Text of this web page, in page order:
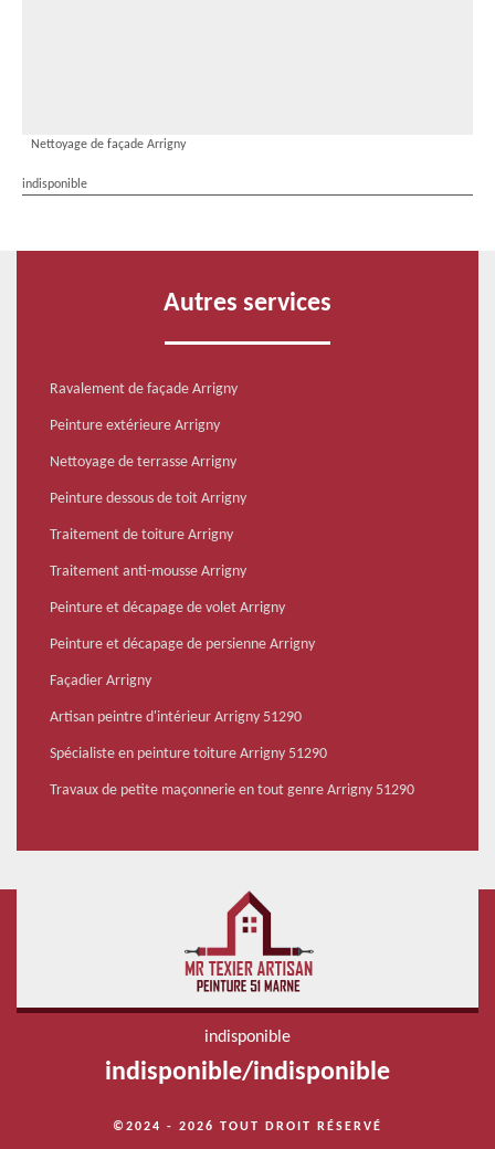
Nettoyage de façade Arrigny
indisponible
Autres services
Ravalement de façade Arrigny
Peinture extérieure Arrigny
Nettoyage de terrasse Arrigny
Peinture dessous de toit Arrigny
Traitement de toiture Arrigny
Traitement anti-mousse Arrigny
Peinture et décapage de volet Arrigny
Peinture et décapage de persienne Arrigny
Façadier Arrigny
Artisan peintre d'intérieur Arrigny 51290
Spécialiste en peinture toiture Arrigny 51290
Travaux de petite maçonnerie en tout genre Arrigny 51290
indisponible
indisponible/indisponible
©2024 - 2026 TOUT DROIT RÉSERVÉ